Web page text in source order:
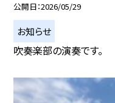
公開日 2026/05/29
お知らせ
吹奏楽部の演奏です。